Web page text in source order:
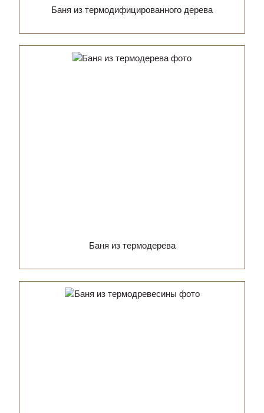
Баня из термодифицированного дерева
Баня из термодерева